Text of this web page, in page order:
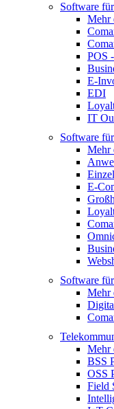
Software
Mehr
POS
E-
EDI
IT
Software
Mehr
E-
Software
Mehr
Mehr
BSS
OSS
Field